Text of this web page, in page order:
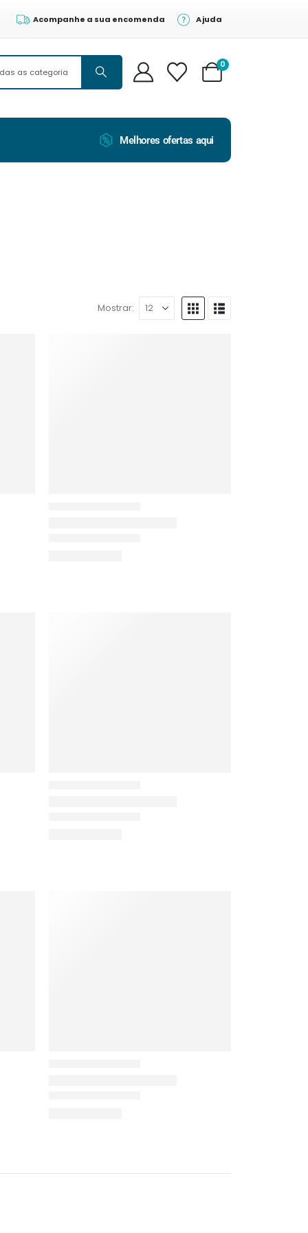
Acompanhe a sua encomenda Ajuda
0
Melhores ofertas aqui
Mostrar: